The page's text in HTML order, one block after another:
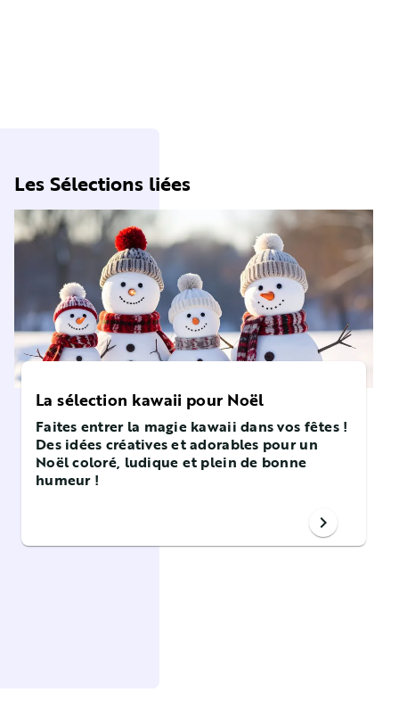
Les Sélections liées
La sélection kawaii pour Noël
Faites entrer la magie kawaii dans vos fêtes !
Des idées créatives et adorables pour un
Noël coloré, ludique et plein de bonne
humeur !
chevron_right